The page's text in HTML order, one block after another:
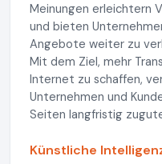
Meinungen erleichtern
und bieten
Angebote weiter zu
Mit dem Ziel, mehr
Internet zu schaffen,
Unternehmen und
Seiten langfristig
Künstliche